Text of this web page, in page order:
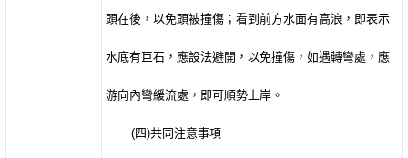
頭在後，以免頭被撞傷；看到前方水面有高浪，即表示
水底有巨石，應設法避開，以免撞傷，如遇轉彎處，應
游向內彎緩流處，即可順勢上岸。
(四)共同注意事項